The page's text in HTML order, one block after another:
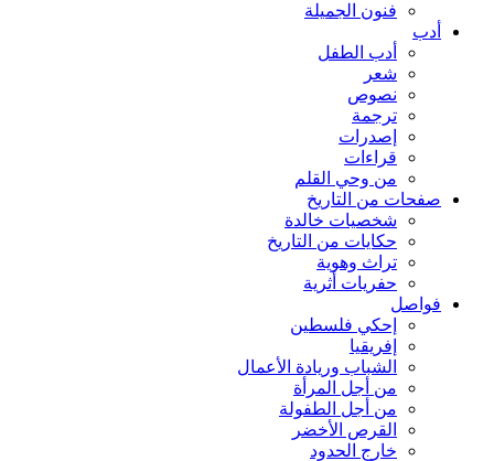
فنون الجميلة
أدب
أدب الطفل
شعر
نصوص
ترجمة
إصدرات
قراءات
من وحي القلم
صفحات من التاريخ
شخصيات خالدة
حكايات من التاريخ
تراث وهوية
حفريات أثرية
فواصل
إحكي فلسطين
إفريقيا
الشباب وريادة الأعمال
من أجل المرأة
من أجل الطفولة
القرص الأخضر
خارج الحدود